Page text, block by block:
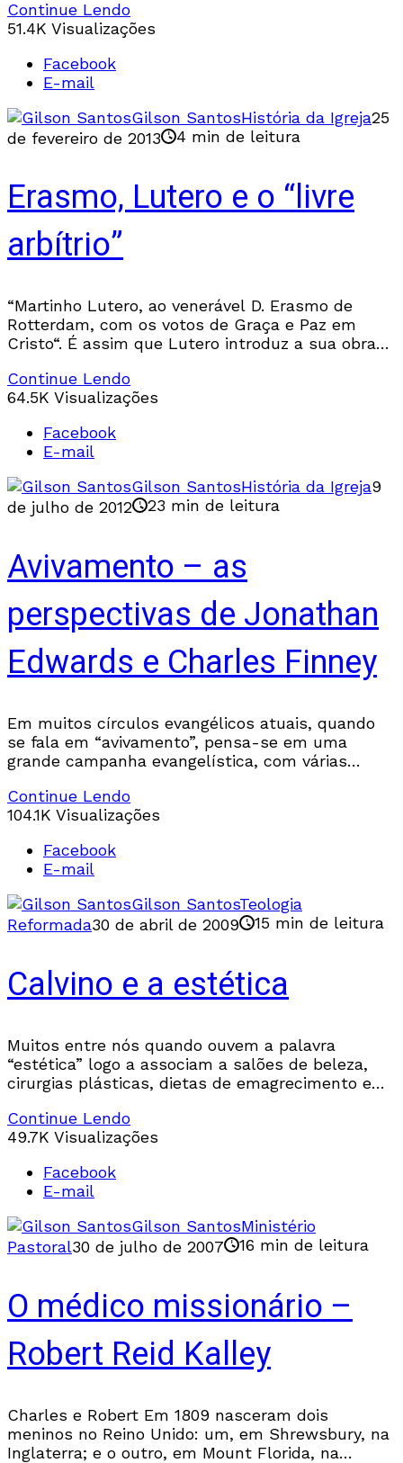
Continue Lendo
51.4K Visualizações
Facebook
E-mail
Gilson SantosHistória da Igreja25
de fevereiro de 2013
4 min de leitura
Erasmo, Lutero e o “livre
arbítrio”
“Martinho Lutero, ao venerável D. Erasmo de
Rotterdam, com os votos de Graça e Paz em
Cristo“. É assim que Lutero introduz a sua obra
Continue Lendo
64.5K Visualizações
Facebook
E-mail
Gilson SantosHistória da Igreja9
de julho de 2012
23 min de leitura
Avivamento – as
perspectivas de Jonathan
Edwards e Charles Finney
Em muitos círculos evangélicos atuais, quando
se fala em “avivamento”, pensa-se em uma
grande campanha evangelística, com várias
com uma música especial. Este
Continue Lendo
104.1K Visualizações
Facebook
E-mail
Gilson SantosTeologia
Reformada30 de abril de 2009 15 min de leitura
Calvino e a estética
Muitos entre nós quando ouvem a palavra
“estética” logo a associam a salões de beleza,
cirurgias plásticas, dietas de emagrecimento e
Continue Lendo
49.7K Visualizações
Facebook
E-mail
Gilson SantosMinistério
Pastoral30 de julho de 2007 16 min de leitura
O médico missionário –
Robert Reid Kalley
Charles e Robert Em 1809 nasceram dois
meninos no Reino Unido: um, em Shrewsbury, na
Inglaterra; e o outro, em Mount Florida, na